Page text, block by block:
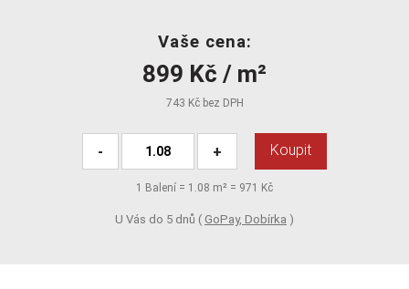
Vaše cena:
899 Kč / m²
743 Kč bez DPH
- + Koupit
1 Balení = 1.08 m² = 971 Kč
U Vás do 5 dnů ( GoPay, Dobírka )